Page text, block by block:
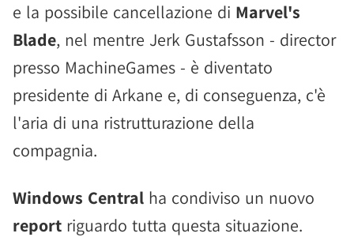
e la possibile cancellazione di Marvel's
Blade, nel mentre Jerk Gustafsson - director
presso MachineGames - è diventato
presidente di Arkane e, di conseguenza, c'è
l'aria di una ristrutturazione della
compagnia.
Windows Central ha condiviso un nuovo
report riguardo tutta questa situazione.